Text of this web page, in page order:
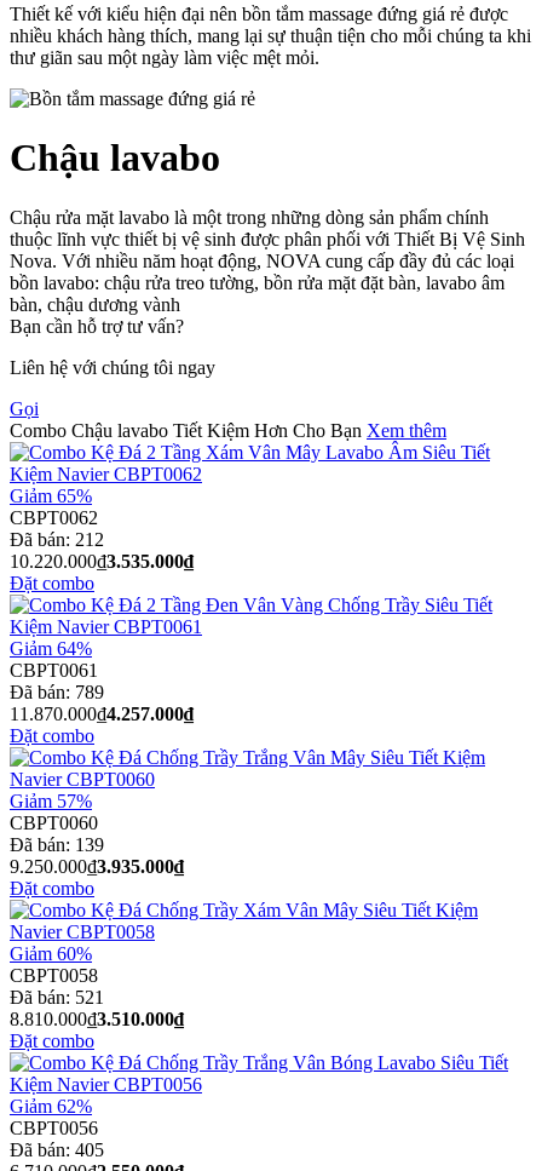
Thiết kế với kiểu hiện đại nên bồn tắm massage đứng giá rẻ được
nhiều khách hàng thích, mang lại sự thuận tiện cho mỗi chúng ta khi
thư giãn sau một ngày làm việc mệt mỏi.
Chậu lavabo
Chậu rửa mặt lavabo là một trong những dòng sản phẩm chính
thuộc lĩnh vực thiết bị vệ sinh được phân phối với Thiết Bị Vệ Sinh
Nova. Với nhiều năm hoạt động, NOVA cung cấp đầy đủ các loại
bồn lavabo: chậu rửa treo tường, bồn rửa mặt đặt bàn, lavabo âm
bàn, chậu dương vành
Bạn cần hỗ trợ tư vấn?
Liên hệ với chúng tôi ngay
Gọi
Combo Chậu lavabo Tiết Kiệm Hơn Cho Bạn Xem thêm
Giảm 65%
CBPT0062
Đã bán: 212
10.220.000₫3.535.000₫
Đặt combo
Giảm 64%
CBPT0061
Đã bán: 789
11.870.000₫4.257.000₫
Đặt combo
Giảm 57%
CBPT0060
Đã bán: 139
9.250.000₫3.935.000₫
Đặt combo
Giảm 60%
CBPT0058
Đã bán: 521
8.810.000₫3.510.000₫
Đặt combo
Giảm 62%
CBPT0056
Đã bán: 405